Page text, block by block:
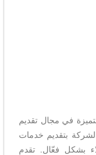
في مجال تقديم
بتقديم خدمات
بشكل فعّال. تقدم